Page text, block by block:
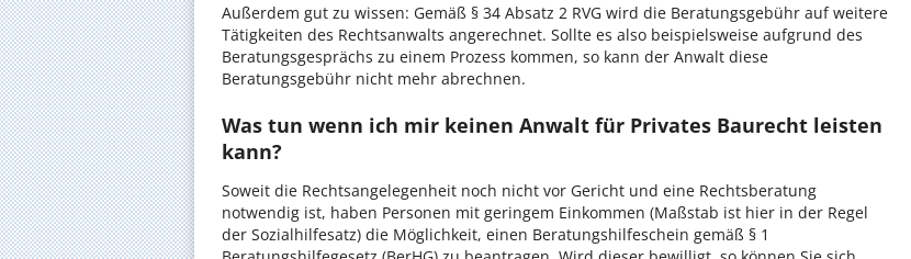
Außerdem gut zu wissen: Gemäß § 34 Absatz 2 RVG wird die Beratungsgebühr auf weitere
Tätigkeiten des Rechtsanwalts angerechnet. Sollte es also beispielsweise aufgrund des
Beratungsgesprächs zu einem Prozess kommen, so kann der Anwalt diese
Beratungsgebühr nicht mehr abrechnen.
Was tun wenn ich mir keinen Anwalt für Privates Baurecht leisten
kann?
Soweit die Rechtsangelegenheit noch nicht vor Gericht und eine Rechtsberatung
notwendig ist, haben Personen mit geringem Einkommen (Maßstab ist hier in der Regel
der Sozialhilfesatz) die Möglichkeit, einen Beratungshilfeschein gemäß § 1